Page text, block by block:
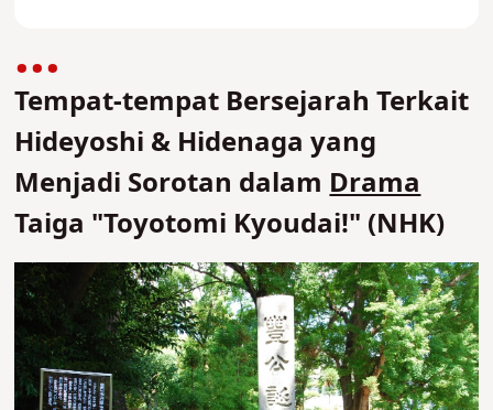
Tempat-tempat Bersejarah Terkait
Hideyoshi & Hidenaga yang
Menjadi Sorotan dalamDrama
Taiga "Toyotomi Kyoudai!" (NHK)